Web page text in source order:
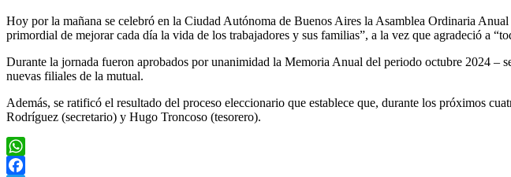
Hoy por la mañana se celebró en la Ciudad Autónoma de Buenos Aires la Asamblea Ordinaria
primordial de mejorar cada día la vida de los trabajadores y sus familias”, a la vez que agradeció a
Durante la jornada fueron aprobados por unanimidad la Memoria Anual del periodo octubre 2024 –
nuevas filiales de la mutual.
Además, se ratificó el resultado del proceso eleccionario que establece que, durante los próximos
Rodríguez (secretario) y Hugo Troncoso (tesorero).
WhatsApp